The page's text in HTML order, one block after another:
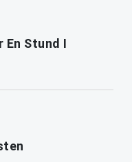
En Stund I